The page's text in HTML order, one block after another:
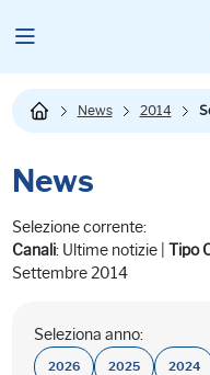
News 2014
News
Selezione corrente:
Canali: Ultime notizie | Tipo
Settembre 2014
Seleziona anno:
2026 2025 2024